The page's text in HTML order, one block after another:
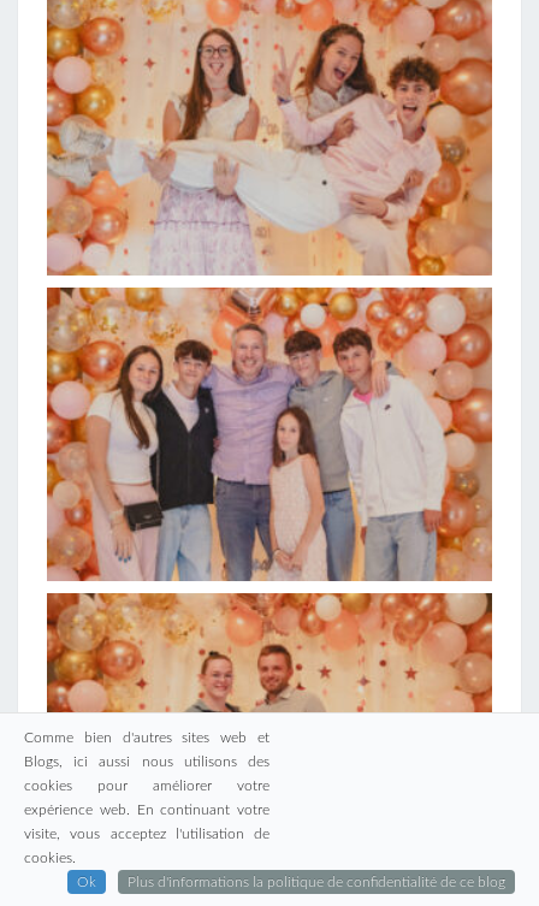
Comme bien d'autres sites web et
Blogs, ici aussi nous utilisons des
cookies pour améliorer votre
expérience web. En continuant votre
visite, vous acceptez l'utilisation de
cookies.
Ok
Plus d'informations la politique de confidentialité de ce blog